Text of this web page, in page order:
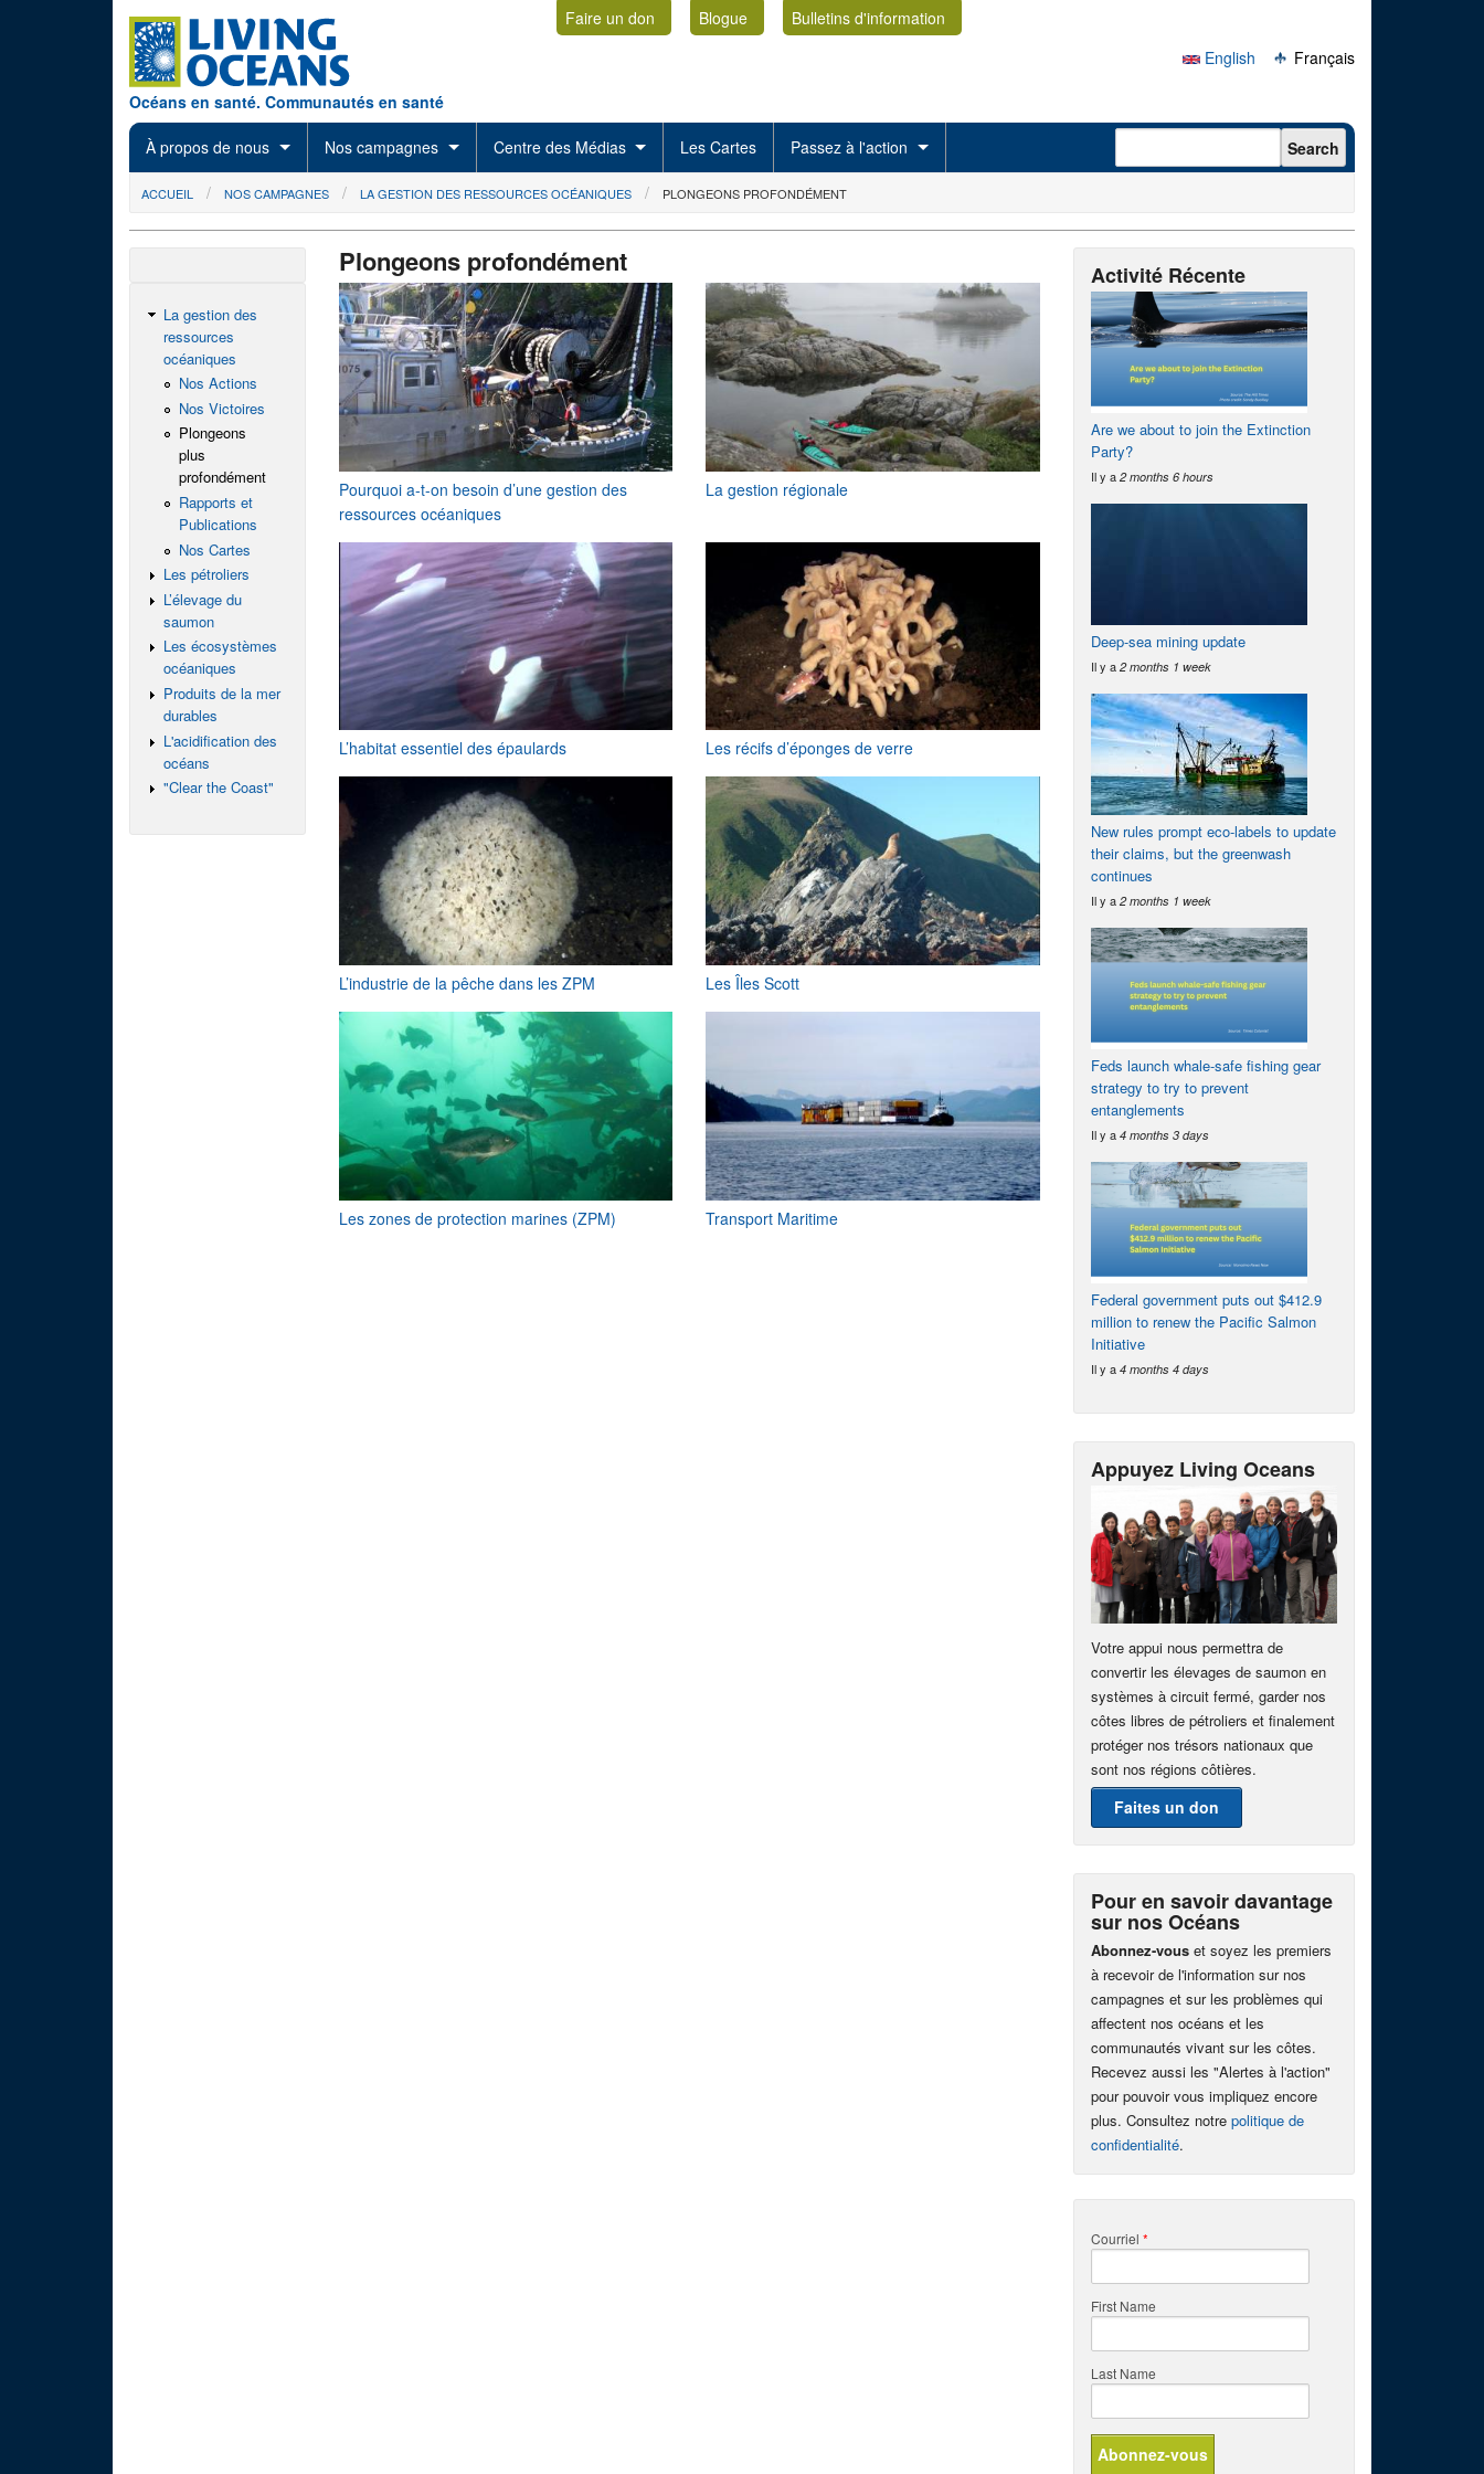
Océans en santé. Communautés en santé
Faire un don Blogue
Bulletins d'information
English
Français
À propos de nous Nos campagnes Centre des Médias Les Cartes Passez à l'action Search form Search
You are here
ACCUEIL NOS CAMPAGNES LA GESTION DES RESSOURCES OCÉANIQUES PLONGEONS PROFONDÉMENT
Plongeons profondément
Pourquoi a-t-on besoin d’une gestion des
ressources océaniques
La gestion régionale
L’habitat essentiel des épaulards Les récifs d’éponges de verre
L’industrie de la pêche dans les ZPM Les Îles Scott
Les zones de protection marines (ZPM) Transport Maritime
La gestion des
ressources
océaniques
Nos Actions
Nos Victoires
Plongeons
plus
profondément
Rapports et
Publications
Nos Cartes
Les pétroliers
L’élevage du
saumon
Les écosystèmes
océaniques
Produits de la mer
durables
L'acidification des
océans
"Clear the Coast"
Activité Récente
Are we about to join the Extinction
Party?
Il y a 2 months 6 hours
Deep-sea mining update
Il y a 2 months 1 week
New rules prompt eco-labels to update
their claims, but the greenwash
continues
Il y a 2 months 1 week
Feds launch whale-safe fishing gear
strategy to try to prevent
entanglements
Il y a 4 months 3 days
Federal government puts out $412.9
million to renew the Pacific Salmon
Initiative
Il y a 4 months 4 days
Appuyez Living Oceans
Votre appui nous permettra de
convertir les élevages de saumon en
systèmes à circuit fermé, garder nos
côtes libres de pétroliers et finalement
protéger nos trésors nationaux que
sont nos régions côtières.
Faites un don
Pour en savoir davantage
sur nos Océans
Abonnez-vous et soyez les premiers
à recevoir de l'information sur nos
campagnes et sur les problèmes qui
affectent nos océans et les
communautés vivant sur les côtes.
Recevez aussi les "Alertes à l'action"
pour pouvoir vous impliquez encore
plus. Consultez notre politique de
confidentialité.
Courriel *
First Name
Last Name